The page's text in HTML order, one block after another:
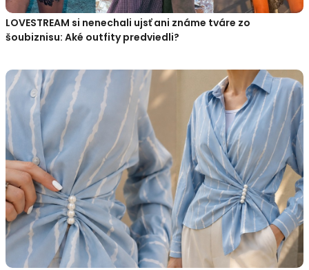
LOVESTREAM si nenechali ujsť ani známe tváre zo
šoubiznisu: Aké outfity predviedli?